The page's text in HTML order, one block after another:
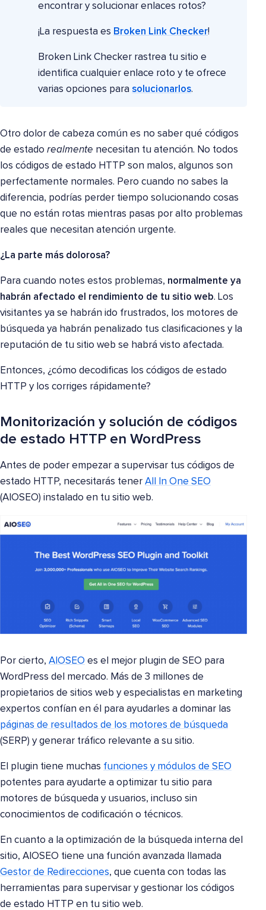
encontrar y solucionar enlaces rotos?
¡La respuesta es Broken Link Checker!
Broken Link Checker rastrea tu sitio e
identifica cualquier enlace roto y te ofrece
varias opciones para solucionarlos.
Otro dolor de cabeza común es no saber qué códigos
de estado realmente necesitan tu atención. No todos
los códigos de estado HTTP son malos, algunos son
perfectamente normales. Pero cuando no sabes la
diferencia, podrías perder tiempo solucionando cosas
que no están rotas mientras pasas por alto problemas
reales que necesitan atención urgente.
¿La parte más dolorosa?
Para cuando notes estos problemas, normalmente ya
habrán afectado el rendimiento de tu sitio web. Los
visitantes ya se habrán ido frustrados, los motores de
búsqueda ya habrán penalizado tus clasificaciones y la
reputación de tu sitio web se habrá visto afectada.
Entonces, ¿cómo decodificas los códigos de estado
HTTP y los corriges rápidamente?
Monitorización y solución de códigos
de estado HTTP en WordPress
Antes de poder empezar a supervisar tus códigos de
estado HTTP, necesitarás tener All In One SEO
(AIOSEO) instalado en tu sitio web.
Por cierto, AIOSEO es el mejor plugin de SEO para
WordPress del mercado. Más de 3 millones de
propietarios de sitios web y especialistas en marketing
expertos confían en él para ayudarles a dominar las
páginas de resultados de los motores de búsqueda
(SERP) y generar tráfico relevante a su sitio.
El plugin tiene muchas funciones y módulos de SEO
potentes para ayudarte a optimizar tu sitio para
motores de búsqueda y usuarios, incluso sin
conocimientos de codificación o técnicos.
En cuanto a la optimización de la búsqueda interna del
sitio, AIOSEO tiene una función avanzada llamada
Gestor de Redirecciones, que cuenta con todas las
herramientas para supervisar y gestionar los códigos
de estado HTTP en tu sitio web.